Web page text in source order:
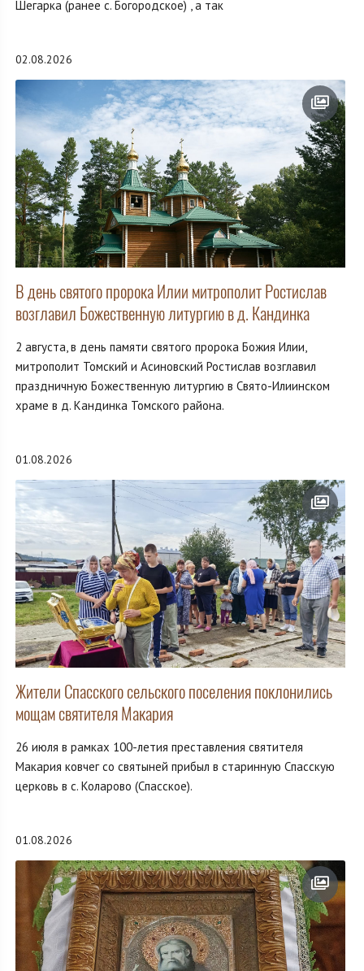
Шегарка (ранее с. Богородское) , а так
02.08.2026
В день святого пророка Илии митрополит Ростислав
возглавил Божественную литургию в д. Кандинка
2 августа, в день памяти святого пророка Божия Илии,
митрополит Томский и Асиновский Ростислав возглавил
праздничную Божественную литургию в Свято-Илиинском
храме в д. Кандинка Томского района.
01.08.2026
Жители Спасского сельского поселения поклонились
мощам святителя Макария
26 июля в рамках 100-летия преставления святителя
Макария ковчег со святыней прибыл в старинную Спасскую
церковь в с. Коларово (Спасское).
01.08.2026